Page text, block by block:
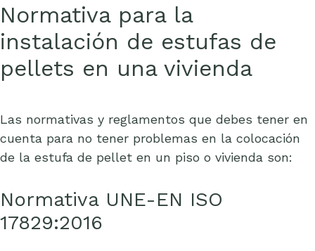
Normativa para la
instalación de estufas de
pellets en una vivienda
Las normativas y reglamentos que debes tener en
cuenta para no tener problemas en la colocación
de la estufa de pellet en un piso o vivienda son:
Normativa UNE-EN ISO
17829:2016